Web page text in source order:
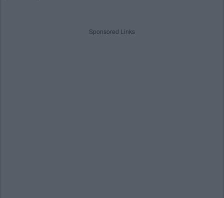
Sponsored Links